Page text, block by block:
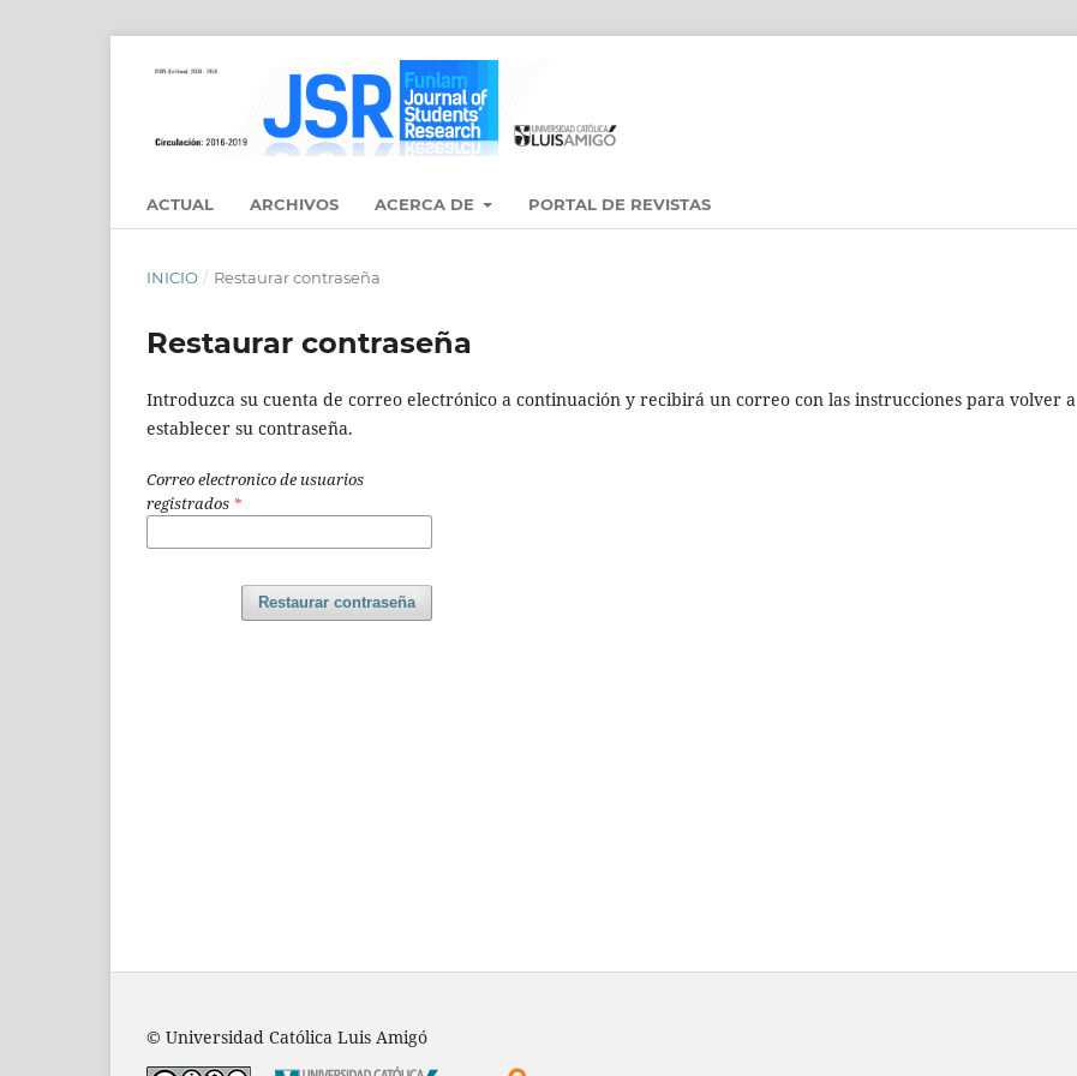
ACTUAL ARCHIVOS ACERCA DE PORTAL DE REVISTAS
INICIO / Restaurar contraseña
Restaurar contraseña
Introduzca su cuenta de correo electrónico a continuación y recibirá un correo con las instrucciones para volver a
establecer su contraseña.
Correo electronico de usuarios
registrados *
Restaurar contraseña
© Universidad Católica Luis Amigó